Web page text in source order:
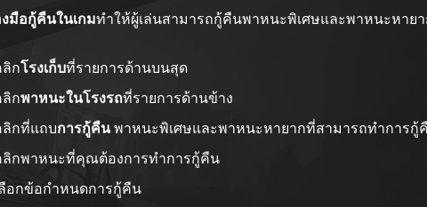
งมือกู้คืนในเกมทำให้ผู้เล่นสามารถกู้คืนพาหนะพิเศษและพาหนะหายา
ลิกโรงเก็บที่รายการด้านบนสุด
ลิกพาหนะในโรงรถที่รายการด้านข้าง
กที่แถบการกู้คืนพาหนะพิเศษและพาหนะหายากที่สามารถทำการกู้
ลิกพาหนะที่คุณต้องการทำการกู้คืน
อกข้อกำหนดการกู้คืน